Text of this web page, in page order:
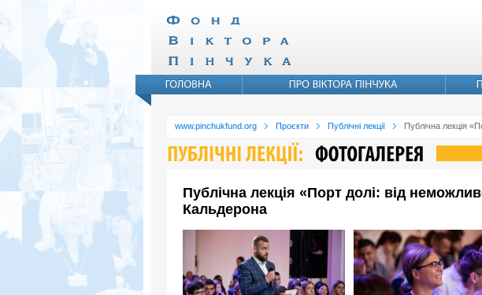
www.pinchukfund.org Проєкти Публічні лекції Публічна лекція
Публічна лекція «Порт долі: від
Кальдерона